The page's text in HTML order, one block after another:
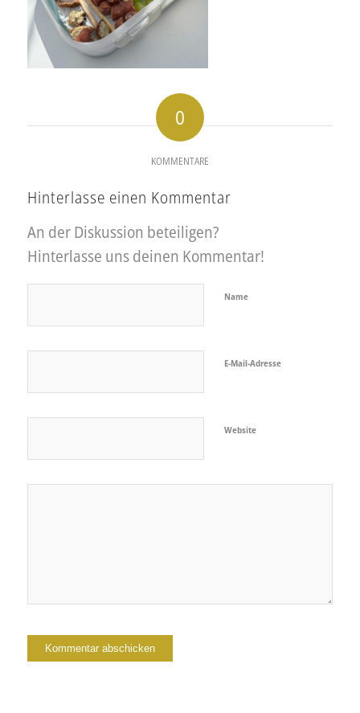
0
KOMMENTARE
Hinterlasse einen Kommentar
An der Diskussion beteiligen?
Hinterlasse uns deinen Kommentar!
Name
E-Mail-Adresse
Website